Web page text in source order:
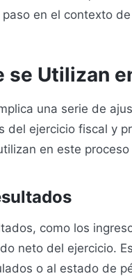
en el contexto
se Utilizan
una serie de
del ejercicio fiscal y
en este proceso
como los
neto del ejercicio.
o al estado de